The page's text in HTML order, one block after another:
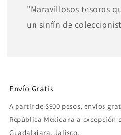
"Maravillosos tesoros
un sinfín de
Envío Gratis
A partir de $900 pesos, envíos
República Mexicana a excepción
Guadalajara, Jalisco.